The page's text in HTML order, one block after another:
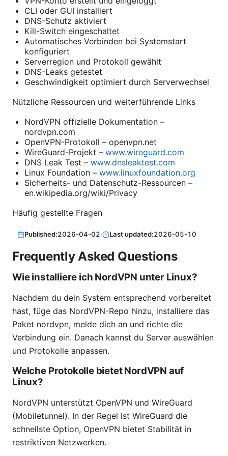
CLI oder GUI installiert
DNS-Schutz aktiviert
Kill-Switch eingeschaltet
Automatisches Verbinden bei Systemstart
konfiguriert
Serverregion und Protokoll gewählt
DNS-Leaks getestet
Geschwindigkeit optimiert durch Serverwechsel
Nützliche Ressourcen und weiterführende Links
NordVPN offizielle Dokumentation –
nordvpn.com
OpenVPN-Protokoll – openvpn.net
WireGuard-Projekt – www.wireguard.com
DNS Leak Test – www.dnsleaktest.com
Linux Foundation – www.linuxfoundation.org
Sicherheits- und Datenschutz-Ressourcen –
en.wikipedia.org/wiki/Privacy
Häufig gestellte Fragen
Published:2026-04-02· Last updated:2026-05-10
Frequently Asked Questions
Wie installiere ich NordVPN unter Linux?
Nachdem du dein System entsprechend vorbereitet
hast, füge das NordVPN-Repo hinzu, installiere das
Paket nordvpn, melde dich an und richte die
Verbindung ein. Danach kannst du Server auswählen
und Protokolle anpassen.
Welche Protokolle bietet NordVPN auf
Linux?
NordVPN unterstützt OpenVPN und WireGuard
(Mobiletunnel). In der Regel ist WireGuard die
schnellste Option, OpenVPN bietet Stabilität in
restriktiven Netzwerken.